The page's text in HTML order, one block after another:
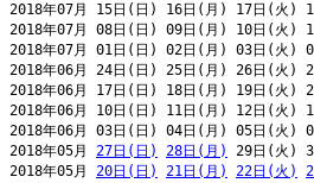
2018年07月 15日(日) 16日(月) 17日(火
2018年07月 08日(日) 09日(月) 10日(火
2018年07月 01日(日) 02日(月) 03日(火
2018年06月 24日(日) 25日(月) 26日(火
2018年06月 17日(日) 18日(月) 19日(火
2018年06月 10日(日) 11日(月) 12日(火
2018年06月 03日(日) 04日(月) 05日(火
2018年05月 27日(日) 28日(月)
29日(火)
2018年05月 20日(日) 21日(月) 22日(火)